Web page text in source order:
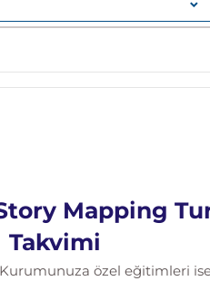
Mapping
Takvimi
özel eğitimleri